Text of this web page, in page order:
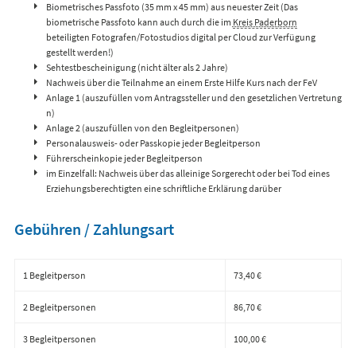
Biometrisches Passfoto (35 mm x 45 mm) aus neuester Zeit (Das
biometrische Passfoto kann auch durch die im Kreis Paderborn
beteiligten Fotografen/Fotostudios digital per Cloud zur Verfügung
gestellt werden!)
Sehtestbescheinigung (nicht älter als 2 Jahre)
Nachweis über die Teilnahme an einem Erste Hilfe Kurs nach der FeV
Anlage 1 (auszufüllen vom Antragssteller und den gesetzlichen Vertretung
n)
Anlage 2 (auszufüllen von den Begleitpersonen)
Personalausweis- oder Passkopie jeder Begleitperson
Führerscheinkopie jeder Begleitperson
im Einzelfall: Nachweis über das alleinige Sorgerecht oder bei Tod eines
Erziehungsberechtigten eine schriftliche Erklärung darüber
Gebühren / Zahlungsart
1 Begleitperson 73,40 €
2 Begleitpersonen 86,70 €
3 Begleitpersonen 100,00 €